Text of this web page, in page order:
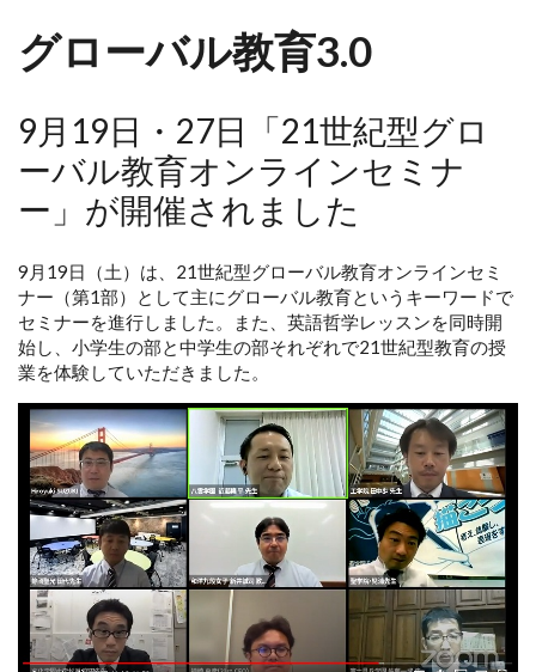
グローバル教育3.0
9月19日・27日「21世紀型グロ
ーバル教育オンラインセミナ
ー」が開催されました
9月19日（土）は、21世紀型グローバル教育オンラインセミ
ナー（第1部）として主にグローバル教育というキーワードで
セミナーを進行しました。また、英語哲学レッスンを同時開
始し、小学生の部と中学生の部それぞれで21世紀型教育の授
業を体験していただきました。